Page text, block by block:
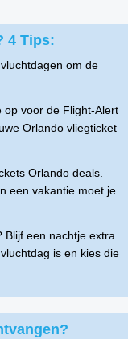
4 Tips:
om de
op voor de Flight-Alert
Orlando vliegticket
Orlando deals.
een vakantie moet je
Blijf een nachtje extra
is en kies die